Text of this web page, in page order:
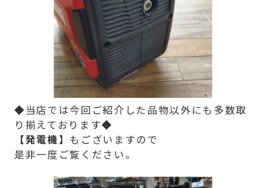
◆当店では今回ご紹介した品物以外にも多数取
り揃えております◆
【発電機】 もございますので
是非一度ご覧ください。